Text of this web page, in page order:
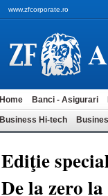
www.zfcorporate.ro
A
Home Banci - Asigurari
Business Hi-tech
Ediţie
De la zero